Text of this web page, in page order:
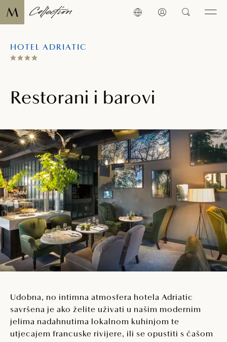
HOTEL ADRIATIC
Restorani i barovi
Udobna, no intimna atmosfera hotela Adriatic
savršena je ako želite uživati u našim modernim
jelima nadahnutima lokalnom kuhinjom te
utjecajem francuske rivijere, ili se opustiti s čašom